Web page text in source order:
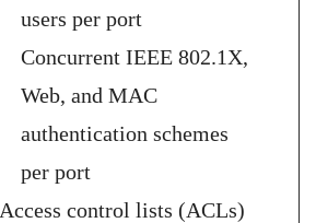
users per port
Concurrent IEEE 802.1X,
Web, and MAC
authentication schemes
per port
Access control lists (ACLs)